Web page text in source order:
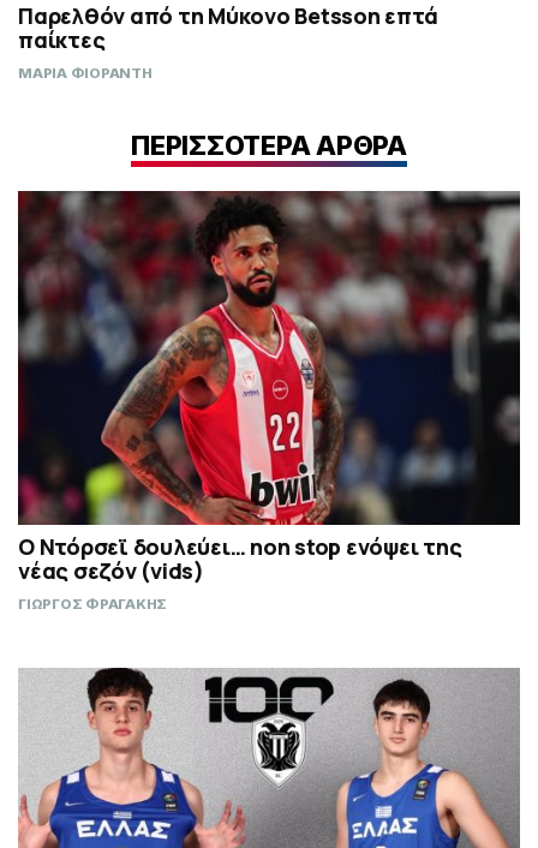
Παρελθόν από τη Μύκονο Betsson επτά
παίκτες
ΜΑΡΙΑ ΦΙΟΡΑΝΤΗ
ΠΕΡΙΣΣΟΤΕΡΑ ΑΡΘΡΑ
Ο Ντόρσεϊ δουλεύει… non stop ενόψει της
νέας σεζόν (vids)
ΓΙΩΡΓΟΣ ΦΡΑΓΑΚΗΣ